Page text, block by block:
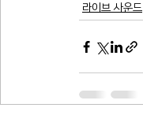
라이브 사운드